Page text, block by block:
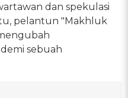
dan spekulasi
pelantun "Makhluk
sebuah